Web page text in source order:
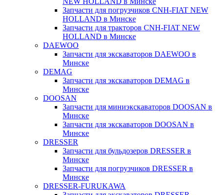
Запчасти для погрузчиков CNH-FIAT NEW
HOLLAND в Минске
Запчасти для тракторов CNH-FIAT NEW
HOLLAND в Минске
DAEWOO
Запчасти для экскаваторов DAEWOO в
Минске
DEMAG
Запчасти для экскаваторов DEMAG в
Минске
DOOSAN
Запчасти для миниэкскаваторов DOOSAN в
Минске
Запчасти для экскаваторов DOOSAN в
Минске
DRESSER
Запчасти для бульдозеров DRESSER в
Минске
Запчасти для погрузчиков DRESSER в
Минске
DRESSER-FURUKAWA